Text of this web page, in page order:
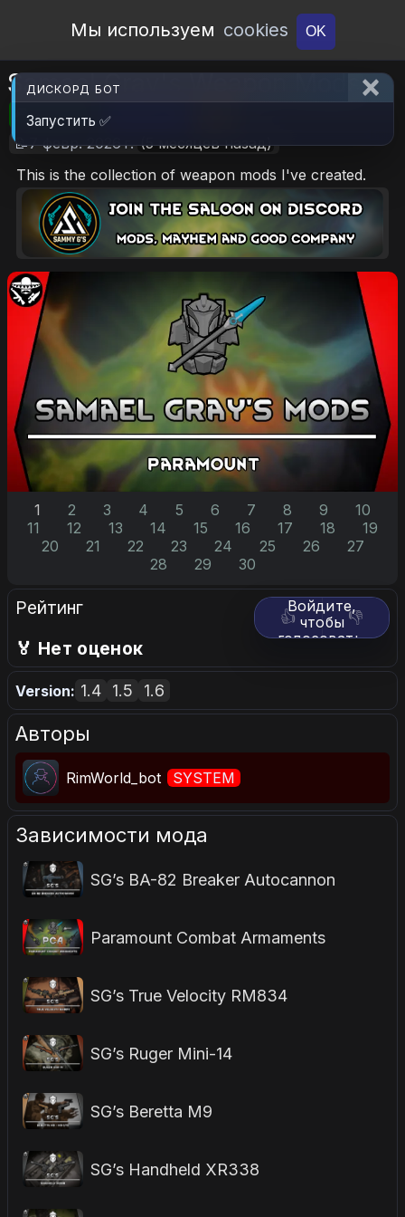
Open Workshop
Мы используем cookies OK
Samael Gray's Weapon Mods
🎮RimWorld 📦218.3 KB
📝7 февр. 2026 г. (5 месяцев назад)
This is the collection of weapon mods I've created.
1 2 3 4 5 6 7 8 9
10
11
12 13 14 15 16 17 18
19
20
21 22 23 24 25 26
27
28
29 30
Рейтинг 👍 👎
Войдите,
чтобы
голосовать.
🏅 Нет оценок
Version: 1.4 1.5 1.6
Авторы
RimWorld_bot SYSTEM
Зависимости мода
SG’s BA-82 Breaker Autocannon
Paramount Combat Armaments
SG’s True Velocity RM834
SG’s Ruger Mini-14
SG’s Beretta M9
SG’s Handheld XR338
ДИСКОРД БОТ
Запустить ✅